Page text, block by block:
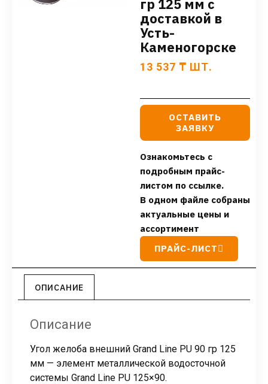
гр 125 мм с
доставкой в
Усть-
Каменогорске
13 537 ₸ ШТ.
ОСТАВИТЬ
ЗАЯВКУ
Ознакомьтесь с
подробным прайс-
листом по ссылке.
В одном файле собраны
актуальные цены и
ассортимент
ПРАЙС-ЛИСТ
ОПИСАНИЕ
Описание
Угол желоба внешний Grand Line PU 90 гр 125
мм — элемент металлической водосточной
системы Grand Line PU 125×90.